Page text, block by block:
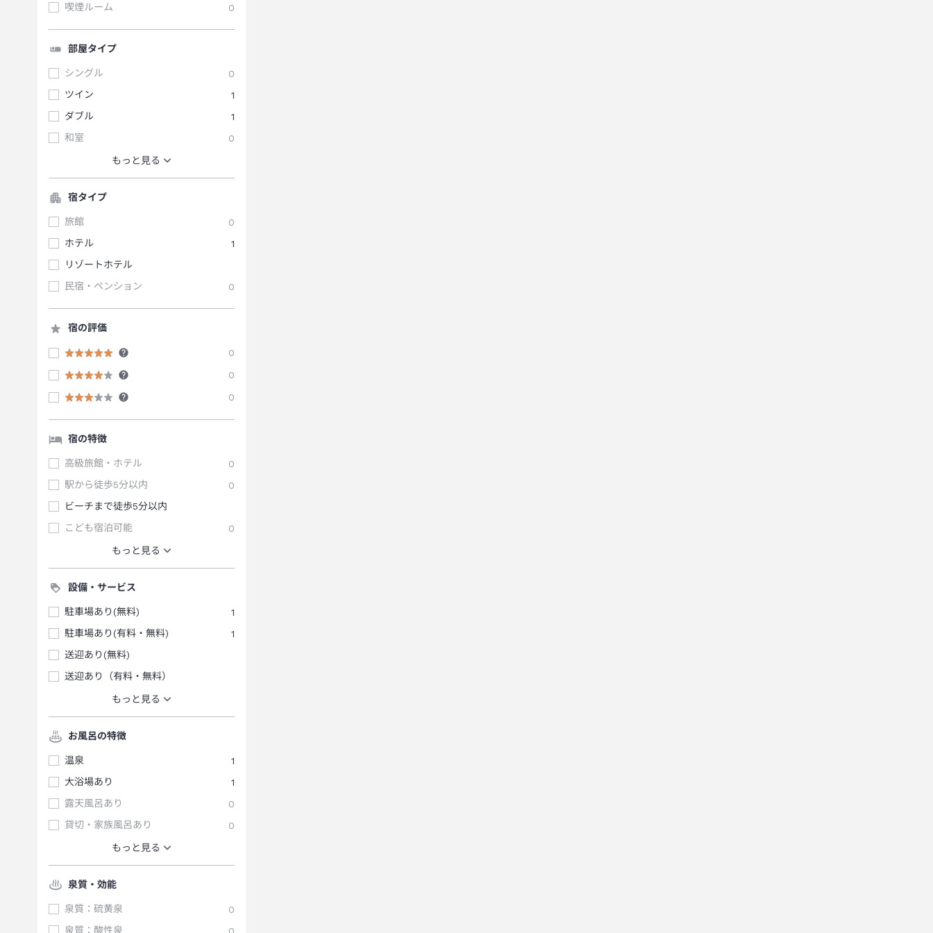
喫煙ルーム
0
部屋タイプ
シングル
0
ツイン
1
ダブル
1
和室
0
もっと見る
宿タイプ
旅館
0
ホテル
1
リゾートホテル
民宿・ペンション
0
宿の評価
0
0
0
宿の特徴
高級旅館・ホテル
0
駅から徒歩5分以内
0
ビーチまで徒歩5分以内
こども宿泊可能
0
もっと見る
設備・サービス
駐車場あり(無料)
1
駐車場あり(有料・無料)
1
送迎あり(無料)
送迎あり（有料・無料）
もっと見る
お風呂の特徴
温泉
1
大浴場あり
1
露天風呂あり
0
貸切・家族風呂あり
0
もっと見る
泉質・効能
泉質：硫黄泉
0
泉質：酸性泉
0